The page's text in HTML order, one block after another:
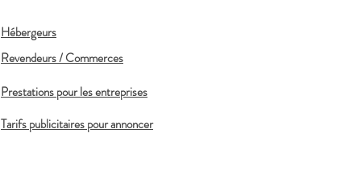
Hébergeurs
Revendeurs / Commerces
Prestations pour les entreprises
Tarifs publicitaires pour annoncer